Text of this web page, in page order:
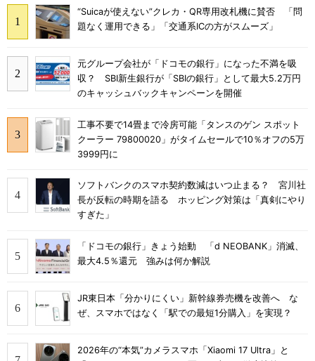
“Suicaが使えない”クレカ・QR専用改札機に賛否 「問
題なく運用できる」「交通系ICの方がスムーズ」
元グループ会社が「ドコモの銀行」になった不満を吸
収？ SBI新生銀行が「SBIの銀行」として最大5.2万円
のキャッシュバックキャンペーンを開催
工事不要で14畳まで冷房可能「タンスのゲン スポット
クーラー 79800020」がタイムセールで10％オフの5万
3999円に
ソフトバンクのスマホ契約数減はいつ止まる？ 宮川社
長が反転の時期を語る ホッピング対策は「真剣にやり
すぎた」
「ドコモの銀行」きょう始動 「d NEOBANK」消滅、
最大4.5％還元 強みは何か解説
JR東日本「分かりにくい」新幹線券売機を改善へ な
ぜ、スマホではなく「駅での最短1分購入」を実現？
2026年の“本気”カメラスマホ「Xiaomi 17 Ultra」と